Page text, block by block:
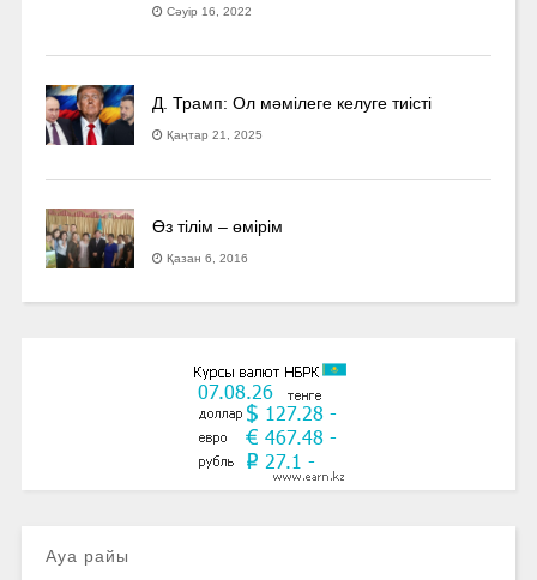
Сәуір 16, 2022
Д. Трамп: Ол мәмілеге келуге тиісті
Қаңтар 21, 2025
Өз тілім – өмірім
Қазан 6, 2016
Ауа райы